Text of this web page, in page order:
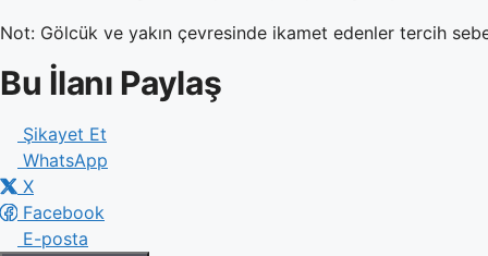
Not: Gölcük ve yakın çevresinde ikamet edenler tercih
Bu İlanı Paylaş
Şikayet Et
WhatsApp
X
Facebook
E-posta